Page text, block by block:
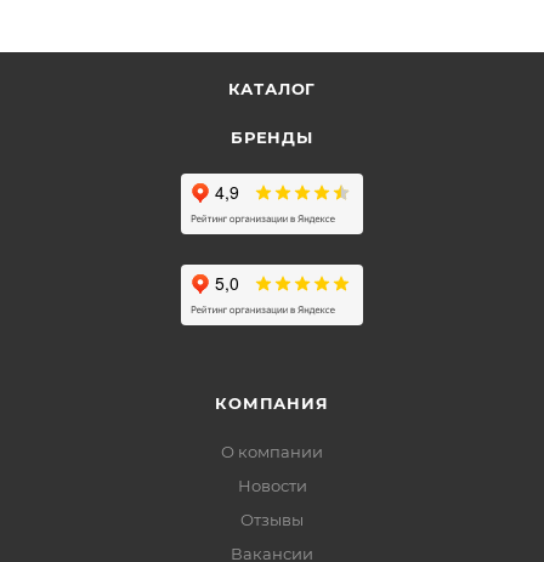
КАТАЛОГ
БРЕНДЫ
КОМПАНИЯ
О компании
Новости
Отзывы
Вакансии